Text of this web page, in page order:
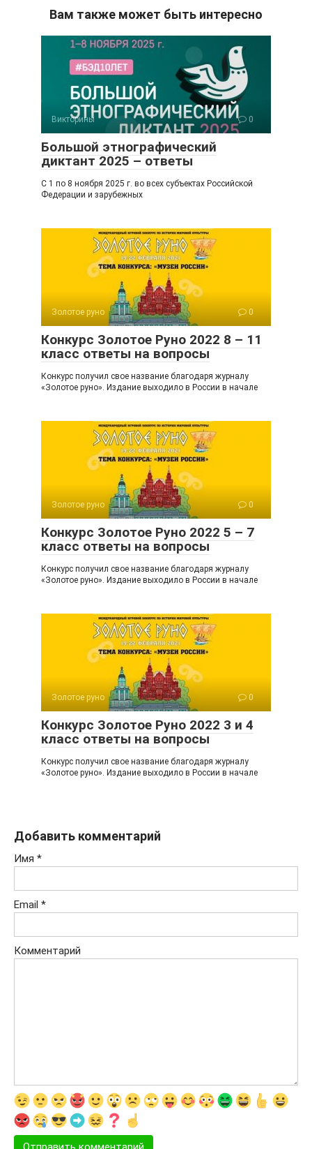
n
o
kl
a
ss
ni
ki
er e
gr
a
m
.R
u
Вам также может быть интересно
Викторины 0
Большой этнографический
диктант 2025 – ответы
С 1 по 8 ноября 2025 г. во всех субъектах Российской
Федерации и зарубежных
Золотое руно 0
Конкурс Золотое Руно 2022 8 – 11
класс ответы на вопросы
Конкурс получил свое название благодаря журналу
«Золотое руно». Издание выходило в России в начале
Золотое руно 0
Конкурс Золотое Руно 2022 5 – 7
класс ответы на вопросы
Конкурс получил свое название благодаря журналу
«Золотое руно». Издание выходило в России в начале
Золотое руно 0
Конкурс Золотое Руно 2022 3 и 4
класс ответы на вопросы
Конкурс получил свое название благодаря журналу
«Золотое руно». Издание выходило в России в начале
Добавить комментарий
Имя *
Email *
Комментарий